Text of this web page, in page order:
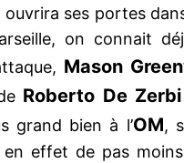
ses portes
on connait
Mason
Roberto De Zerbi
grand bien à l’OM,
en effet de pas